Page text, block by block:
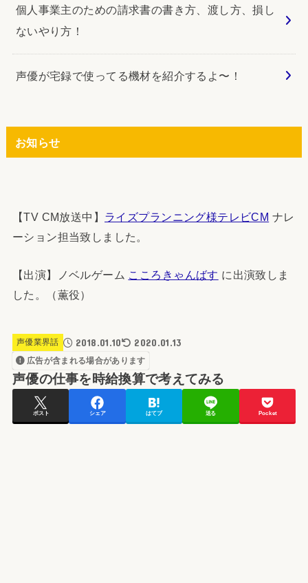
個人事業主のための請求書の書き方、渡し方、損し
ないやり方！
声優が宅録で使ってる機材を紹介するよ〜！
お知らせ
【TV CM放送中】 ライズプランニング様テレビCM ナレ
ーション担当致しました。
【出演】ノベルゲーム こころきゃんばす に出演致しま
した。（薫役）
声優業界話 2018.01.10 2020.01.13
広告が含まれる場合があります
声優の仕事を時給換算で考えてみる
ポスト シェア はてブ 送る Pocket